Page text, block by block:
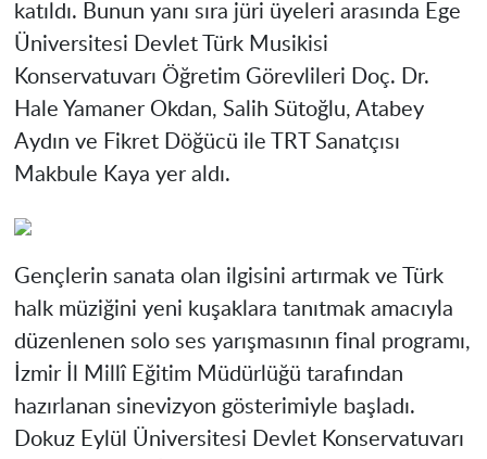
katıldı. Bunun yanı sıra jüri üyeleri arasında Ege
Üniversitesi Devlet Türk Musikisi
Konservatuvarı Öğretim Görevlileri Doç. Dr.
Hale Yamaner Okdan, Salih Sütoğlu, Atabey
Aydın ve Fikret Döğücü ile TRT Sanatçısı
Makbule Kaya yer aldı.
Gençlerin sanata olan ilgisini artırmak ve Türk
halk müziğini yeni kuşaklara tanıtmak amacıyla
düzenlenen solo ses yarışmasının final programı,
İzmir İl Millî Eğitim Müdürlüğü tarafından
hazırlanan sinevizyon gösterimiyle başladı.
Dokuz Eylül Üniversitesi Devlet Konservatuvarı